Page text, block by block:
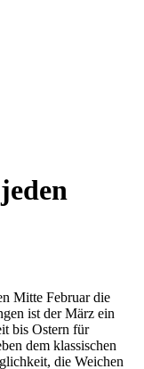
Mitte Februar die
ist der März ein
bis Ostern für
dem klassischen
die Weichen